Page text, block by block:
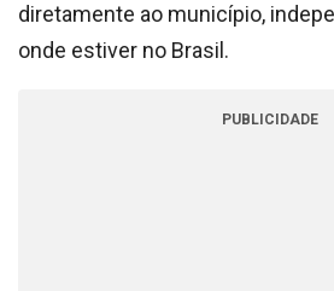
diretamente ao município,
onde estiver no Brasil.
PUBLICIDADE